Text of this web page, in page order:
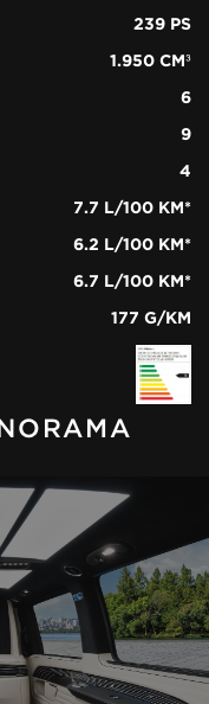
239 PS
1.950 CM³
6
9
4
7.7 L/100 KM*
6.2 L/100 KM*
6.7 L/100 KM*
177 G/KM